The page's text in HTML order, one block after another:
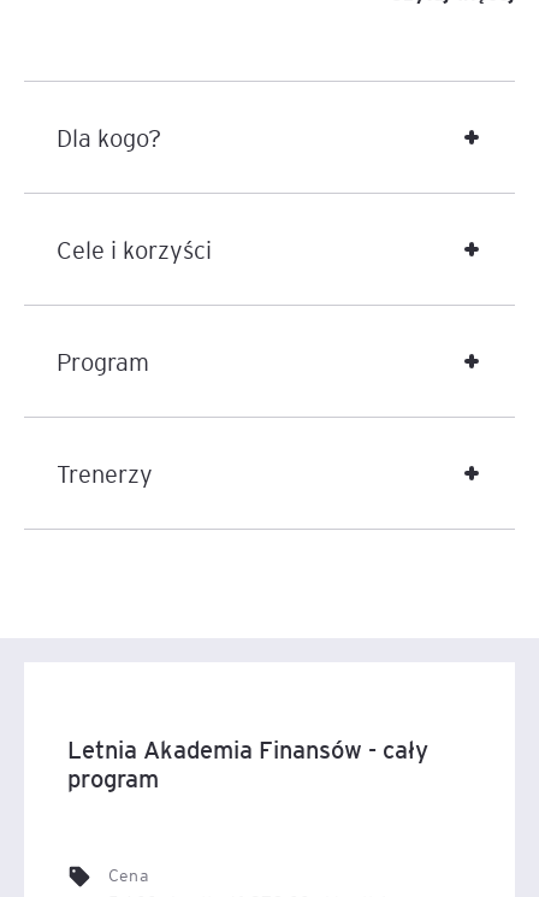
Dla kogo?
Cele i korzyści
Program
Trenerzy
Letnia Akademia Finansów - cały
program
Cena